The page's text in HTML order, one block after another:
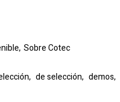
Sobre Cotec
de selección, demos,